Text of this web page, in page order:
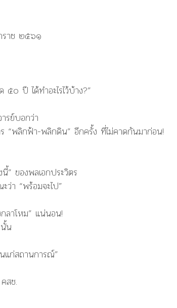
าช ๒๕๖๑
๐ ปี ได้ทำอะไรไว้บ้าง?”
รย์บอกว่า
“พลิกฟ้า-พลิกดิน” อีกครั้ง ที่ไม่คาดกันมาก่อน!
” ของพลเอกประวิตร
ว่า “พร้อมจะไป”
ลาโหม” แน่นอน!
น
แก่สถานการณ์”
สช.